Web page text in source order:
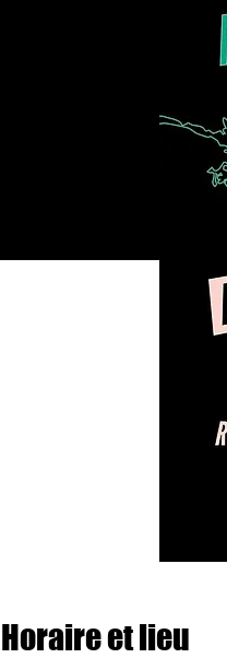
Horaire et lieu